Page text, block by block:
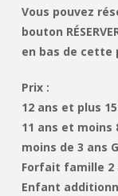
Vous pouvez
bouton
en bas de cette
Prix :
12 ans et plus
11 ans et moins
moins de 3 ans
Forfait famille 2
Enfant